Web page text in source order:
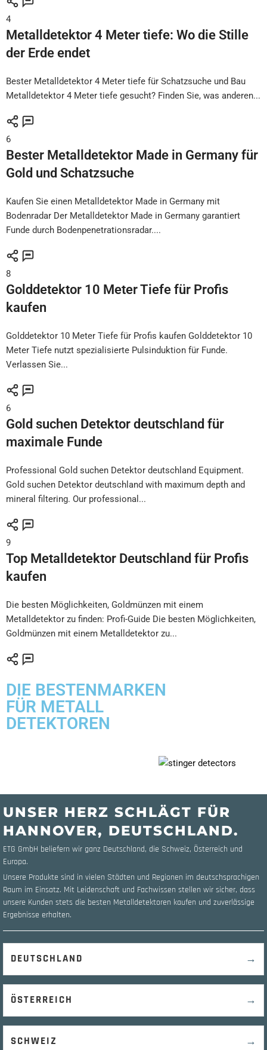
4
Metalldetektor 4 Meter tiefe: Wo die Stille
der Erde endet
Bester Metalldetektor 4 Meter tiefe für Schatzsuche und Bau
Metalldetektor 4 Meter tiefe gesucht? Finden Sie, was anderen...
6
Bester Metalldetektor Made in Germany für
Gold und Schatzsuche
Kaufen Sie einen Metalldetektor Made in Germany mit
Bodenradar Der Metalldetektor Made in Germany garantiert
Funde durch Bodenpenetrationsradar....
8
Golddetektor 10 Meter Tiefe für Profis
kaufen
Golddetektor 10 Meter Tiefe für Profis kaufen Golddetektor 10
Meter Tiefe nutzt spezialisierte Pulsinduktion für Funde.
Verlassen Sie...
6
Gold suchen Detektor deutschland für
maximale Funde
Professional Gold suchen Detektor deutschland Equipment.
Gold suchen Detektor deutschland with maximum depth and
mineral filtering. Our professional...
9
Top Metalldetektor Deutschland für Profis
kaufen
Die besten Möglichkeiten, Goldmünzen mit einem
Metalldetektor zu finden: Profi-Guide Die besten Möglichkeiten,
Goldmünzen mit einem Metalldetektor zu...
DIE BESTENMARKEN ​
FÜR METALL ​
DETEKTOREN
UNSER HERZ SCHLÄGT FÜR
HANNOVER, DEUTSCHLAND.
ETG GmbH beliefern wir ganz Deutschland, die Schweiz, Österreich und
Europa.
Unsere Produkte sind in vielen Städten und Regionen im deutschsprachigen
Raum im Einsatz. Mit Leidenschaft und Fachwissen stellen wir sicher, dass
unsere Kunden stets die besten Metalldetektoren kaufen und zuverlässige
Ergebnisse erhalten.
DEUTSCHLAND →
ÖSTERREICH →
SCHWEIZ →